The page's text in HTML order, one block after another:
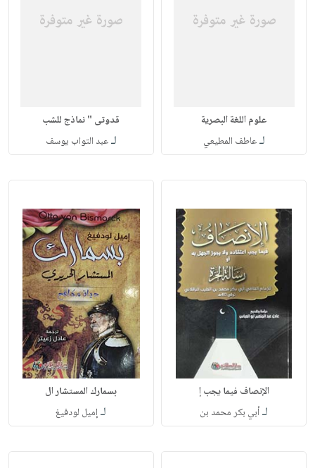
علوم اللغة البصرية
لـعاطف المطيعي
قدوتى " نماذج للشب
لـعبد التواب يوسف
الإنصاف فيما يجب إ
لـأبي بكر محمد بن
بسمارك المستشار ال
لـإميل لودفيغ